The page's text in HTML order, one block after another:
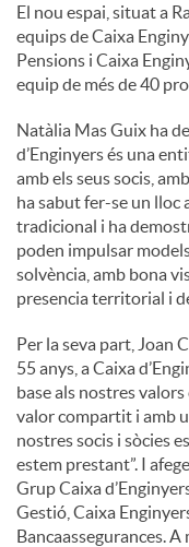
El nou espai, situat a
equips de Caixa
Pensions i Caixa
equip de més de 40
Natàlia Mas Guix ha
d’Enginyers és una
amb els seus socis,
ha sabut fer-se un lloc
tradicional i ha
poden impulsar
solvència, amb bona
presencia territorial i
Per la seva part, Joan
55 anys, a Caixa
base als nostres
valor compartit i amb
nostres socis i sòcies
estem prestant”. I
Grup Caixa
Gestió, Caixa
Bancaassegurances.